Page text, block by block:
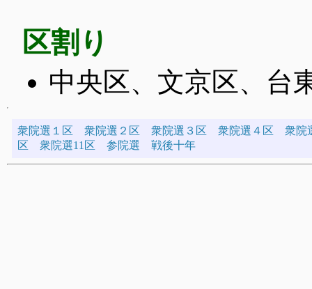
区割り
中央区、文京区、台
衆院選１区 衆院選２区 衆院選３区 衆院選４区
衆院
区
衆院選11区 参院選 戦後十年